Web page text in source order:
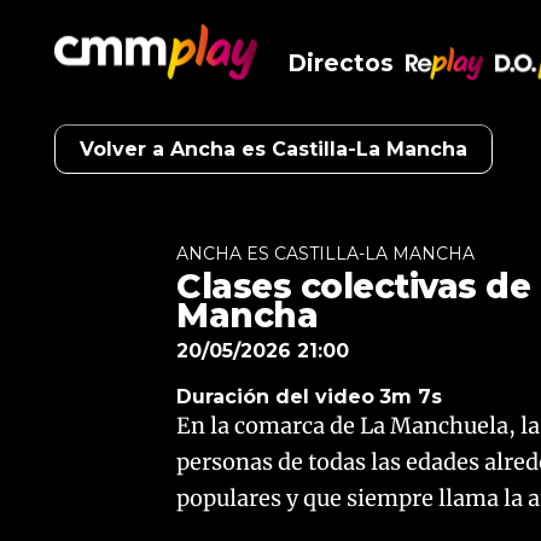
Directos
Volver a Ancha es Castilla-La Mancha
ANCHA ES CASTILLA-LA MANCHA
Clases colectivas
Mancha
20/05/2026 21:00
Duración del video 3m 7s
En la comarca de La Manchuela,
personas de todas las edades
populares y que siempre llama la